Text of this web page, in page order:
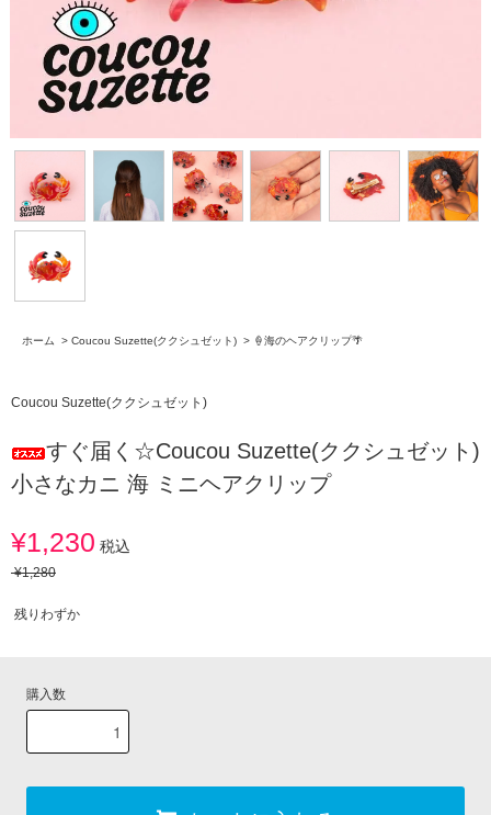
ホーム > Coucou Suzette(ククシュゼット) > 🍦海のヘアクリップ🌴
Coucou Suzette(ククシュゼット)
すぐ届く☆Coucou Suzette(ククシュゼット)
小さなカニ 海 ミニヘアクリップ
¥1,230 税込
¥1,280
残りわずか
購入数